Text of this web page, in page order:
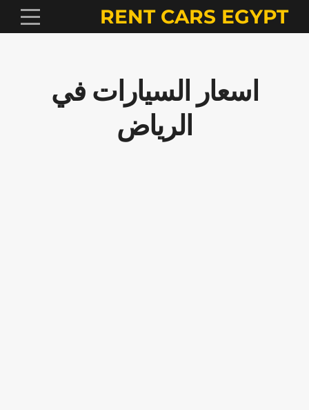
RENT CARS EGYPT
اسعار السيارات في
الرياض